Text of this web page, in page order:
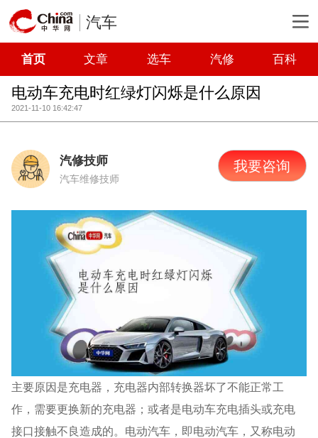
汽车
首页 文章 选车 汽修 百科
电动车充电时红绿灯闪烁是什么原因
2021-11-10 16:42:47
汽修技师
汽车维修技师
我要咨询
主要原因是充电器，充电器内部转换器坏了不能正常工
作，需要更换新的充电器；或者是电动车充电插头或充电
接口接触不良造成的。电动汽车，即电动汽车，又称电动